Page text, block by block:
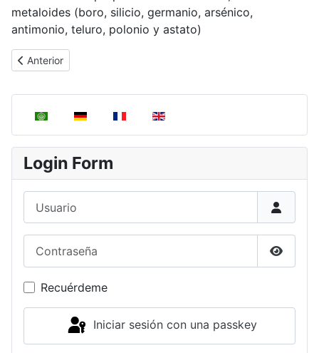
Seleccione su idioma
Login Form
Recuérdeme
Iniciar sesión con una passkey
metaloides (boro, silicio, germanio, arsénico,
antimonio, teluro, polonio y astato)
Artículo anterior: Masas atómicas
Anterior